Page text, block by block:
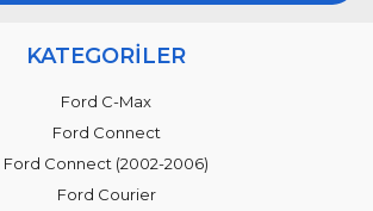
KATEGORİLER
Ford C-Max
Ford Connect
Ford Connect (2002-2006)
Ford Courier